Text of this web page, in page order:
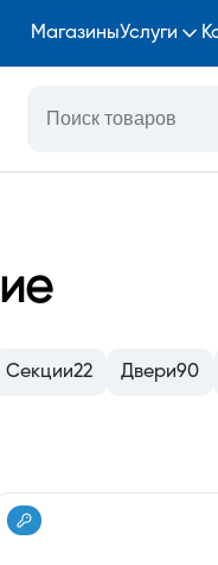
МагазиныУслуги
Секции22 Двери90